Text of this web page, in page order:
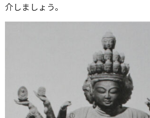
介しましょう。